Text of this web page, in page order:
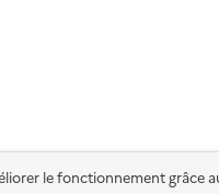
le fonctionnement grâce